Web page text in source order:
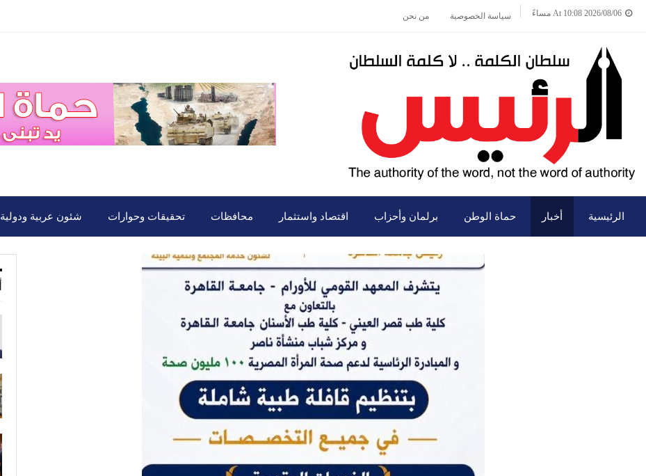
2026/08/06 At 10:08 مساءً سياسة الخصوصية من نحن
الرئيسية أخبار حماة الوطن برلمان وأحزاب اقتصاد واستثمار محافظات تحقيقات وحوارات شئون عربية ودولية